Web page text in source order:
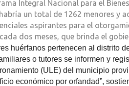
Integral Nacional para el
un total de 1262 menores y
aspirantes para el
dos meses, que brinda el
huérfanos pertenecen al distrito
o tutores se informen y
(ULE) del municipio
económico por orfandad”,